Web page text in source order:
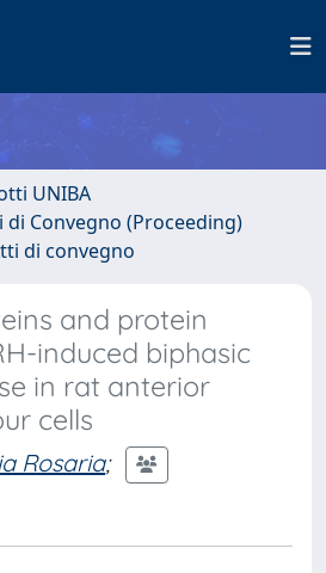
UNIBA
Convegno (Proceeding)
di convegno
and protein
induced biphasic
in rat anterior
cells
Rosaria;